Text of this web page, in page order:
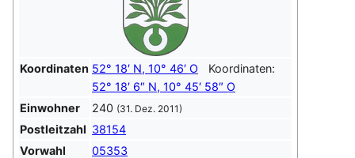
Koordinaten 52° 18′ N, 10° 46′ O
Koordinaten:
52° 18′ 6″ N, 10° 45′ 58″ O
Einwohner
240 (31. Dez. 2011)
Postleitzahl 38154
Vorwahl
05353